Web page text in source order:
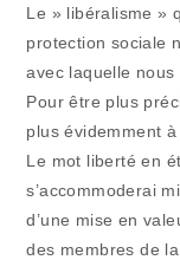
Le » libéralisme »
protection sociale
avec laquelle nous
Pour être plus
plus évidemment
Le mot liberté en
s’accommoderai
d’une mise en
des membres de